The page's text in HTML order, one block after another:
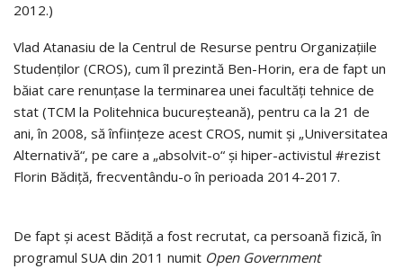
2012.)
Vlad Atanasiu de la Centrul de Resurse pentru Organizaţiile
Studen­ţilor (CROS), cum îl prezintă Ben-Horin, era de fapt un
băiat care renunţase la terminarea unei facultăţi tehnice de
stat (TCM la Politehnica bucureş­tea­nă), pentru ca la 21 de
ani, în 2008, să înfiinţeze acest CROS, numit şi „Universitatea
Alternativă“, pe care a „absolvit-o“ şi hiper-activistul #rezist
Florin Bădiţă, frecventându-o în perioada 2014-2017.
De fapt şi acest Bădiţă a fost recrutat, ca persoană fizică, în
pro­gramul SUA din 2011 numit Open Govern­ment